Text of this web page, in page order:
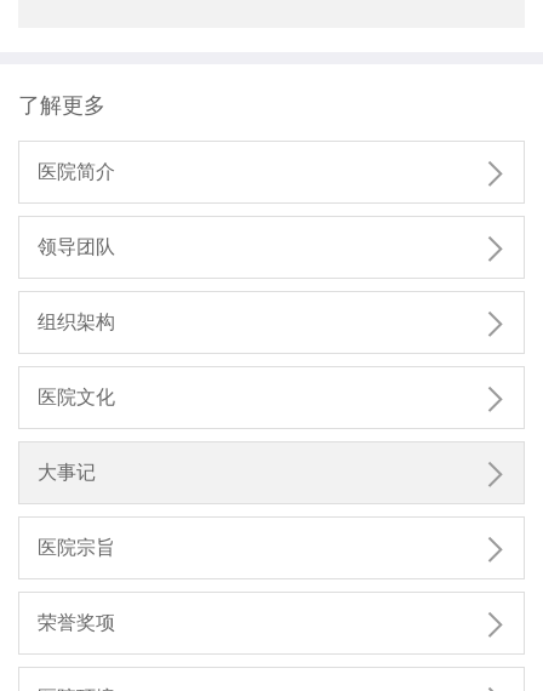
了解更多
医院简介 
领导团队 
组织架构 
医院文化 
大事记 
医院宗旨 
荣誉奖项 